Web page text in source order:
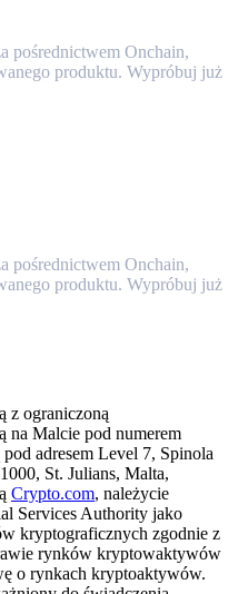
pośrednictwem Onchain,
produktu. Wypróbuj już
pośrednictwem Onchain,
produktu. Wypróbuj już
z ograniczoną
na Malcie pod numerem
adresem Level 7, Spinola
St. Julians, Malta,
Crypto.com, należycie
Services Authority jako
kryptograficznych zgodnie z
rynków kryptowaktywów
o rynkach kryptoaktywów.